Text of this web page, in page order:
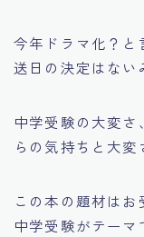
今年ドラマ化？と
送日の決定はな
中学受験の大変
らの気持ちと大変
この本の題材は
中学受験がテーマ